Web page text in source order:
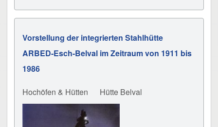
Vorstellung der integrierten Stahlhütte
ARBED-Esch-Belval im Zeitraum von 1911 bis
1986
Hochöfen & Hütten Hütte Belval